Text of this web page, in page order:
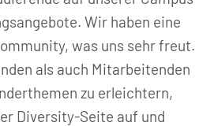
Wir haben eine
was uns sehr freut.
als auch Mitarbeitenden
zu erleichtern,
Diversity-Seite auf und